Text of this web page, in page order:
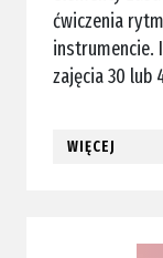
ćwiczenia
instrumencie.
zajęcia 30 lub
WIĘCEJ